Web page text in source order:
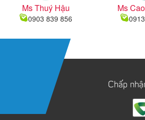
Ms Thuý Hậu
0903 839 856
Ms
Chấp